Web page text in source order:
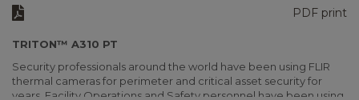
PDF print
TRITON™ A310 PT
Security professionals around the world have been using FLIR
thermal cameras for perimeter and critical asset security for
years. Facility Operations and Safety personnel have been using